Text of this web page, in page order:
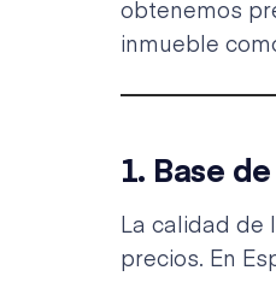
obtenemos
inmueble
1. Base
La calidad de
precios. En